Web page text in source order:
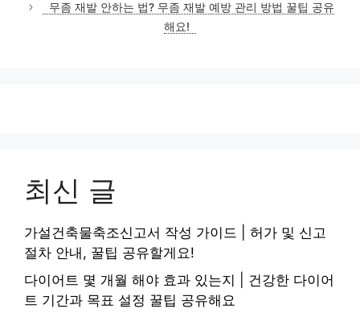
무좀 재발 안하는 법? 무좀 재발 예방 관리 방법 꿀팁 공유
해요!
최신 글
가설건축물축조신고서 작성 가이드 | 허가 및 신고
절차 안내, 꿀팁 공유할게요!
다이어트 몇 개월 해야 효과 있는지 | 건강한 다이어
트 기간과 목표 설정 꿀팁 공유해요